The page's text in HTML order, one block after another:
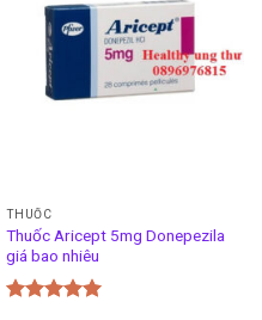
THUỐC
Thuốc Aricept 5mg Donepezila
giá bao nhiêu